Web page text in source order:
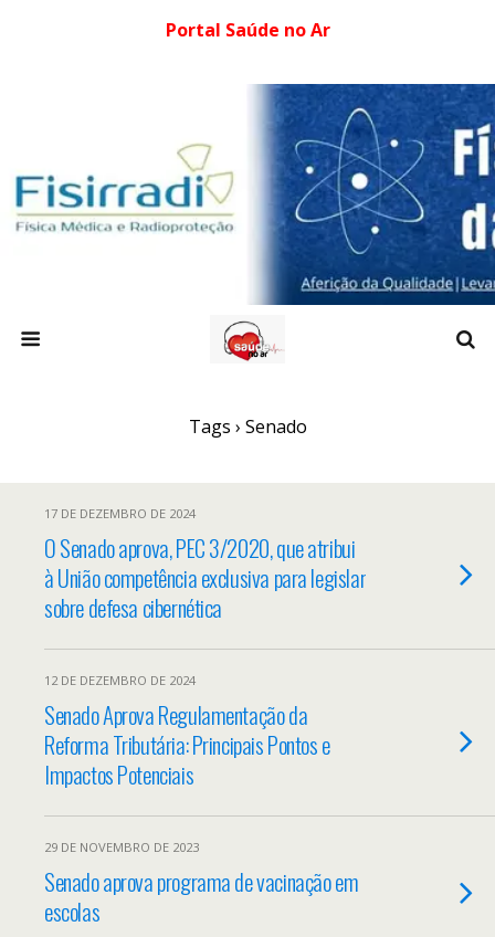
Portal Saúde no Ar
Tags › Senado
17 DE DEZEMBRO DE 2024
O Senado aprova, PEC 3/2020, que atribui
à União competência exclusiva para legislar
sobre defesa cibernética
12 DE DEZEMBRO DE 2024
Senado Aprova Regulamentação da
Reforma Tributária: Principais Pontos e
Impactos Potenciais
29 DE NOVEMBRO DE 2023
Senado aprova programa de vacinação em
escolas